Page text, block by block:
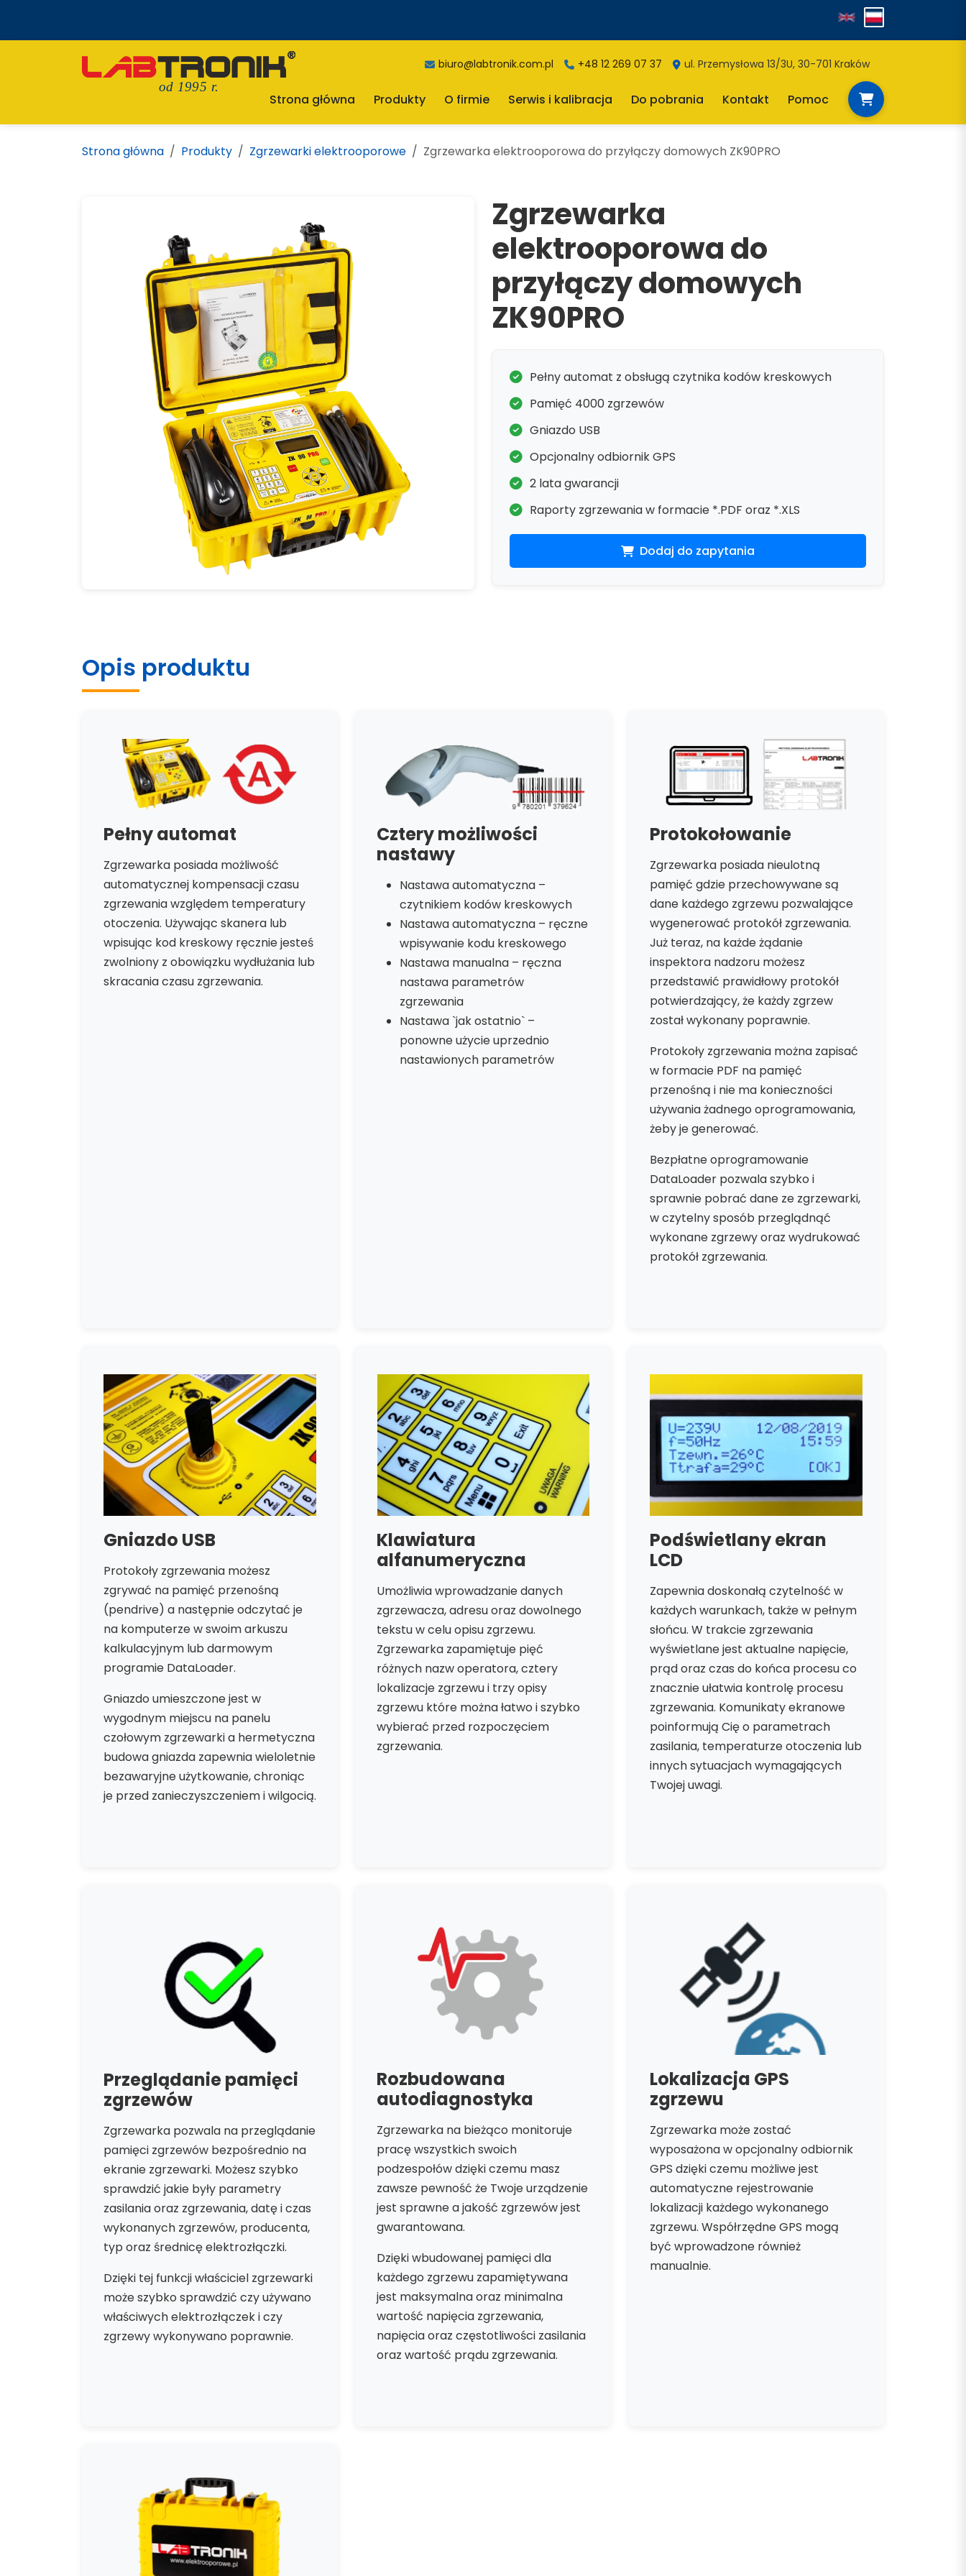
od 1995 r.
biuro@labtronik.com.pl +48 12 269 07 37 ul. Przemysłowa 13/3U, 30-701 Kraków
Strona główna Produkty O firmie Serwis i kalibracja Do pobrania Kontakt Pomoc
Strona główna Produkty Zgrzewarki elektrooporowe Zgrzewarka elektrooporowa do przyłączy domowych ZK90PRO
Zgrzewarka
elektrooporowa do
przyłączy domowych
ZK90PRO
Pełny automat z obsługą czytnika kodów kreskowych
Pamięć 4000 zgrzewów
Gniazdo USB
Opcjonalny odbiornik GPS
2 lata gwarancji
Raporty zgrzewania w formacie *.PDF oraz *.XLS
Dodaj do zapytania
Opis produktu
Pełny automat
Zgrzewarka posiada możliwość
automatycznej kompensacji czasu
zgrzewania względem temperatury
otoczenia. Używając skanera lub
wpisując kod kreskowy ręcznie jesteś
zwolniony z obowiązku wydłużania lub
skracania czasu zgrzewania.
Cztery możliwości
nastawy
Nastawa automatyczna –
czytnikiem kodów kreskowych
Nastawa automatyczna – ręczne
wpisywanie kodu kreskowego
Nastawa manualna – ręczna
nastawa parametrów
zgrzewania
Nastawa `jak ostatnio` –
ponowne użycie uprzednio
nastawionych parametrów
Protokołowanie
Zgrzewarka posiada nieulotną
pamięć gdzie przechowywane są
dane każdego zgrzewu pozwalające
wygenerować protokół zgrzewania.
Już teraz, na każde żądanie
inspektora nadzoru możesz
przedstawić prawidłowy protokół
potwierdzający, że każdy zgrzew
został wykonany poprawnie.
Protokoły zgrzewania można zapisać
w formacie PDF na pamięć
przenośną i nie ma konieczności
używania żadnego oprogramowania,
żeby je generować.
Bezpłatne oprogramowanie
DataLoader pozwala szybko i
sprawnie pobrać dane ze zgrzewarki,
w czytelny sposób przeglądnąć
wykonane zgrzewy oraz wydrukować
protokół zgrzewania.
Gniazdo USB
Protokoły zgrzewania możesz
zgrywać na pamięć przenośną
(pendrive) a następnie odczytać je
na komputerze w swoim arkuszu
kalkulacyjnym lub darmowym
programie DataLoader.
Gniazdo umieszczone jest w
wygodnym miejscu na panelu
czołowym zgrzewarki a hermetyczna
budowa gniazda zapewnia wieloletnie
bezawaryjne użytkowanie, chroniąc
je przed zanieczyszczeniem i wilgocią.
Klawiatura
alfanumeryczna
Umożliwia wprowadzanie danych
zgrzewacza, adresu oraz dowolnego
tekstu w celu opisu zgrzewu.
Zgrzewarka zapamiętuje pięć
różnych nazw operatora, cztery
lokalizacje zgrzewu i trzy opisy
zgrzewu które można łatwo i szybko
wybierać przed rozpoczęciem
zgrzewania.
Podświetlany ekran
LCD
Zapewnia doskonałą czytelność w
każdych warunkach, także w pełnym
słońcu. W trakcie zgrzewania
wyświetlane jest aktualne napięcie,
prąd oraz czas do końca procesu co
znacznie ułatwia kontrolę procesu
zgrzewania. Komunikaty ekranowe
poinformują Cię o parametrach
zasilania, temperaturze otoczenia lub
innych sytuacjach wymagających
Twojej uwagi.
Przeglądanie pamięci
zgrzewów
Zgrzewarka pozwala na przeglądanie
pamięci zgrzewów bezpośrednio na
ekranie zgrzewarki. Możesz szybko
sprawdzić jakie były parametry
zasilania oraz zgrzewania, datę i czas
wykonanych zgrzewów, producenta,
typ oraz średnicę elektrozłączki.
Dzięki tej funkcji właściciel zgrzewarki
może szybko sprawdzić czy używano
właściwych elektrozłączek i czy
zgrzewy wykonywano poprawnie.
Rozbudowana
autodiagnostyka
Zgrzewarka na bieżąco monitoruje
pracę wszystkich swoich
podzespołów dzięki czemu masz
zawsze pewność że Twoje urządzenie
jest sprawne a jakość zgrzewów jest
gwarantowana.
Dzięki wbudowanej pamięci dla
każdego zgrzewu zapamiętywana
jest maksymalna oraz minimalna
wartość napięcia zgrzewania,
napięcia oraz częstotliwości zasilania
oraz wartość prądu zgrzewania.
Lokalizacja GPS
zgrzewu
Zgrzewarka może zostać
wyposażona w opcjonalny odbiornik
GPS dzięki czemu możliwe jest
automatyczne rejestrowanie
lokalizacji każdego wykonanego
zgrzewu. Współrzędne GPS mogą
być wprowadzone również
manualnie.